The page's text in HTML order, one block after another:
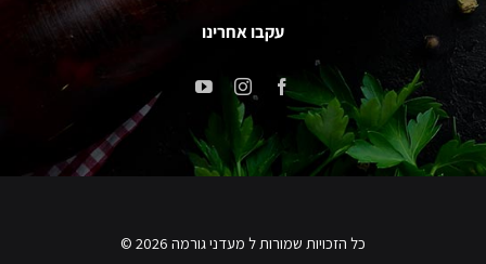
עקבו אחרינו
כל הזכויות שמורות ל מעדני גורמה 2026 ©